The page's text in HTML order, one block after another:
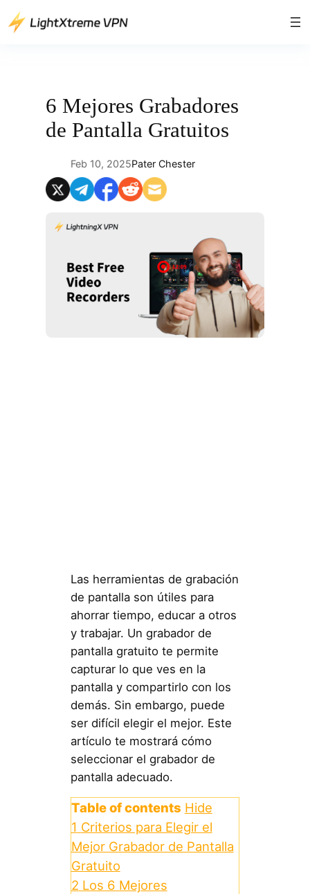
Saltar
6 Mejores Grabadores
de Pantalla Gratuitos
Feb 10, 2025Pater Chester
Las herramientas de grabación
de pantalla son útiles para
ahorrar tiempo, educar a otros
y trabajar. Un grabador de
pantalla gratuito te permite
capturar lo que ves en la
pantalla y compartirlo con los
demás. Sin embargo, puede
ser difícil elegir el mejor. Este
artículo te mostrará cómo
seleccionar el grabador de
pantalla adecuado.
Table of contents Hide
1 Criterios para Elegir el
Mejor Grabador de Pantalla
Gratuito
2 Los 6 Mejores